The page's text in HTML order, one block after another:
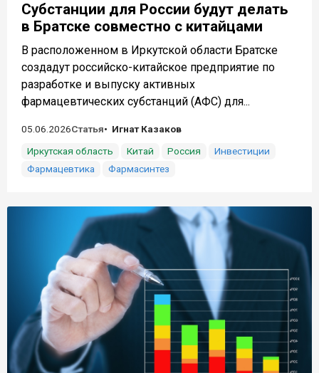
Субстанции для России будут делать
в Братске совместно с китайцами
В расположенном в Иркутской области Братске
создадут российско-китайское предприятие по
разработке и выпуску активных
фармацевтических субстанций (АФС) для...
05.06.2026Статья
Игнат Казаков
Иркутская область
Китай Россия
Инвестиции
Фармацевтика
Фармасинтез